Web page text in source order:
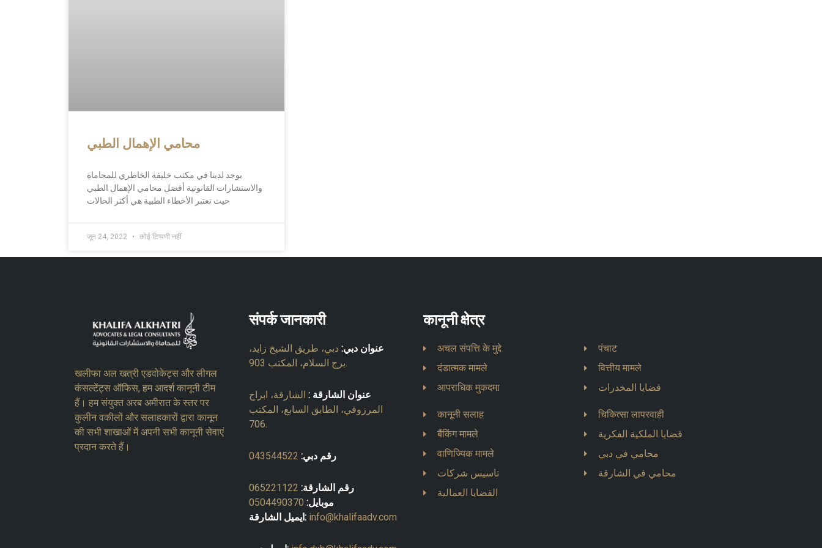
محامي الإهمال الطبي
يوجد لدينا في مكتب خليفة الخاطري للمحاماة
والاستشارات القانونية أفضل محامي الإهمال الطبي
حيث تعتبر الأخطاء الطبية هي أكثر الحالات
जून 24, 2022 कोई टिप्पणी नहीं
खलीफा अल खत्री एडवोकेट्स और लीगल
कंसल्टेंट्स ऑफिस, हम आदर्श कानूनी टीम
हैं। हम संयुक्त अरब अमीरात के स्तर पर
कुलीन वकीलों और सलाहकारों द्वारा कानून
की सभी शाखाओं में अपनी सभी कानूनी सेवाएं
प्रदान करते हैं।
संपर्क जानकारी
عنوان دبي: دبي، طريق الشيخ زايد،
برج السلام، المكتب 903.
عنوان الشارقة : الشارقة، ابراج
المرزوقي، الطابق السابع، المكتب
706.
رقم دبي: 043544522
رقم الشارقة: 065221122
موبايل: 0504490370
ايميل الشارقة: info@khalifaadv.com
कानूनी क्षेत्र
अचल संपत्ति के मुद्दे
दंडात्मक मामले
आपराधिक मुकदमा
कानूनी सलाह
बैंकिंग मामले
वाणिज्यिक मामले
تاسيس شركات
القضايا العمالية
पंचाट
वित्तीय मामले
قضايا المخدرات
चिकित्सा लापरवाही
قضايا الملكية الفكرية
محامي في دبي
محامي في الشارقة